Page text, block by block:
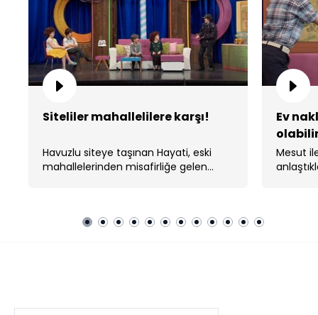
Siteliler mahallelilere karşı!
Havuzlu siteye taşınan Hayati, eski
mahallelerinden misafirliğe gelen
Ev
Mesut